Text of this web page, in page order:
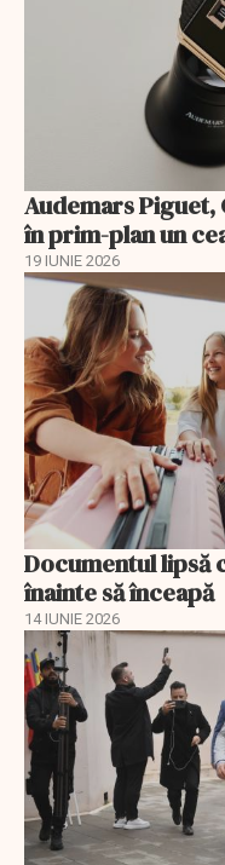
Audemars
în prim-plan un
19 IUNIE 2026
Documentul lipsă
înainte să înceapă
14 IUNIE 2026